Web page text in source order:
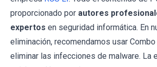
proporcionado por autores
expertos en seguridad informática. En
eliminación, recomendamos usar Combo
eliminar las infecciones de malware. La